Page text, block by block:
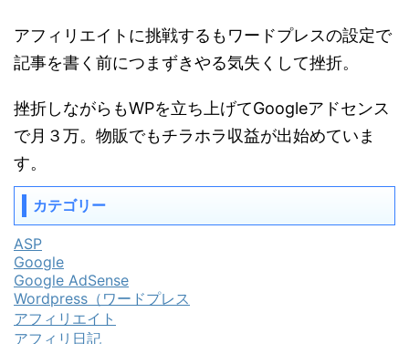
アフィリエイトに挑戦するもワードプレスの設定で
記事を書く前につまずきやる気失くして挫折。
挫折しながらもWPを立ち上げてGoogleアドセンス
で月３万。物販でもチラホラ収益が出始めていま
す。
カテゴリー
ASP
Google
Google AdSense
Wordpress（ワードプレス
アフィリエイト
アフィリ日記